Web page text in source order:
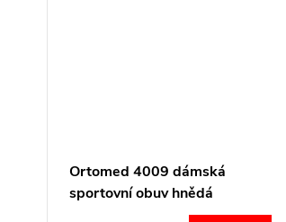
Ortomed 4009 dámská
sportovní obuv hnědá